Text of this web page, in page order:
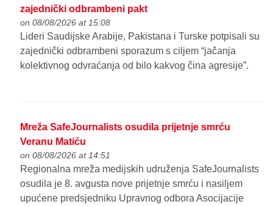
zajednički odbrambeni pakt
on 08/08/2026 at 15:08
Lideri Saudijske Arabije, Pakistana i Turske potpisali su
zajednički odbrambeni sporazum s ciljem “jačanja
kolektivnog odvraćanja od bilo kakvog čina agresije”.
Mreža SafeJournalists osudila prijetnje smrću
Veranu Matiću
on 08/08/2026 at 14:51
Regionalna mreža medijskih udruženja SafeJournalists
osudila je 8. avgusta nove prijetnje smrću i nasiljem
upućene predsjedniku Upravnog odbora Asocijacije